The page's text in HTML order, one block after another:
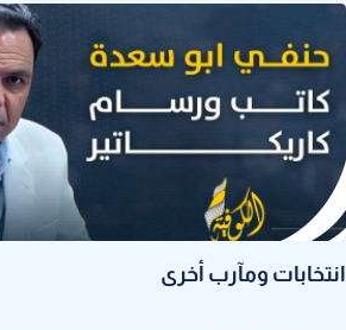
انتخابات ومآرب أخرى